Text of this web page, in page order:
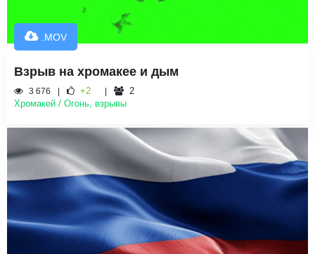
.MOV
Взрыв на хромакее и дым
3 676 +2
2
Хромакей / Огонь, взрывы